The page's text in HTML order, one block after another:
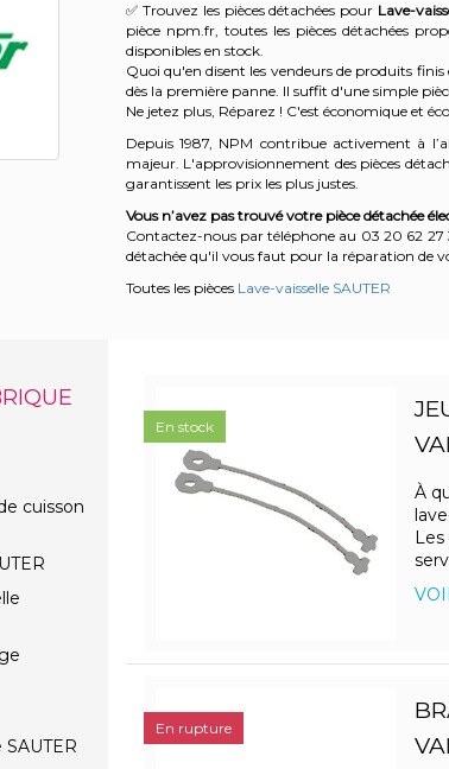
✅ Trouvez les pièces détachées pour Lave-
pièce npm.fr, toutes les pièces détachées
disponibles en stock.
Quoi qu'en disent les vendeurs de produits
dès la première panne. Il suffit d'une simple
Ne jetez plus, Réparez ! C'est économique et
Depuis 1987, NPM contribue activement à
majeur. L'approvisionnement des pièces
garantissent les prix les plus justes.
Vous n’avez pas trouvé votre pièce détachée
Contactez-nous par téléphone au 03 20 62 27
détachée qu'il vous faut pour la réparation de
Toutes les pièces Lave-vaisselle SAUTER
cuisson
À
Les
En stock
En rupture